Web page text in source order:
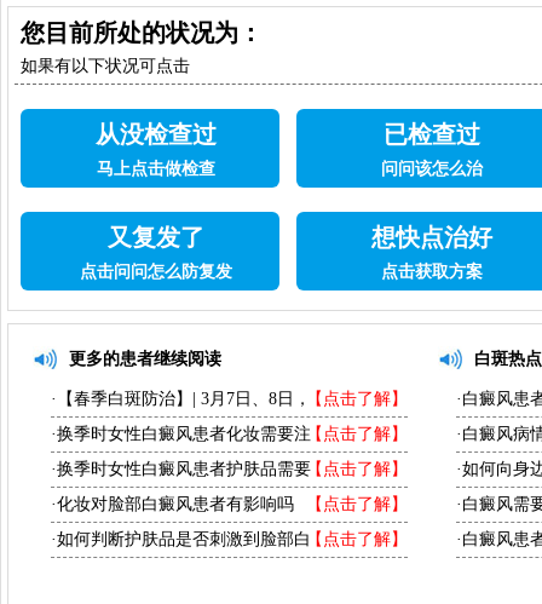
背部白斑的危害
您目前所处的状况为：
如果有以下状况可点击
从没检查过
马上点击做检查
已检查过
问问该怎么治
又复发了
点击问问怎么防复发
想快点治好
点击获取方案
更多的患者继续阅读
【点击了解】
·【春季白斑防治】| 3月7日、8日，
【点击了解】
·换季时女性白癜风患者化妆需要注
【点击了解】
·换季时女性白癜风患者护肤品需要
【点击了解】
·化妆对脸部白癜风患者有影响吗
【点击了解】
·如何判断护肤品是否刺激到脸部白
白斑热
·白癜风患
·白癜风病
·如何向身
·白癜风需
·白癜风患